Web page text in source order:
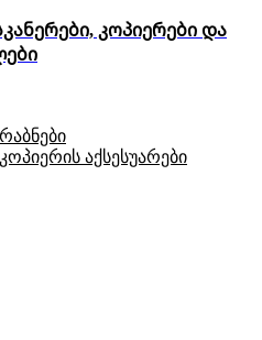
კოპიერები და
აქსესუარები